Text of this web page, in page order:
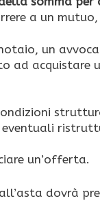
a un
un
ad acquistare
eventuali
un’offerta.
dovrà